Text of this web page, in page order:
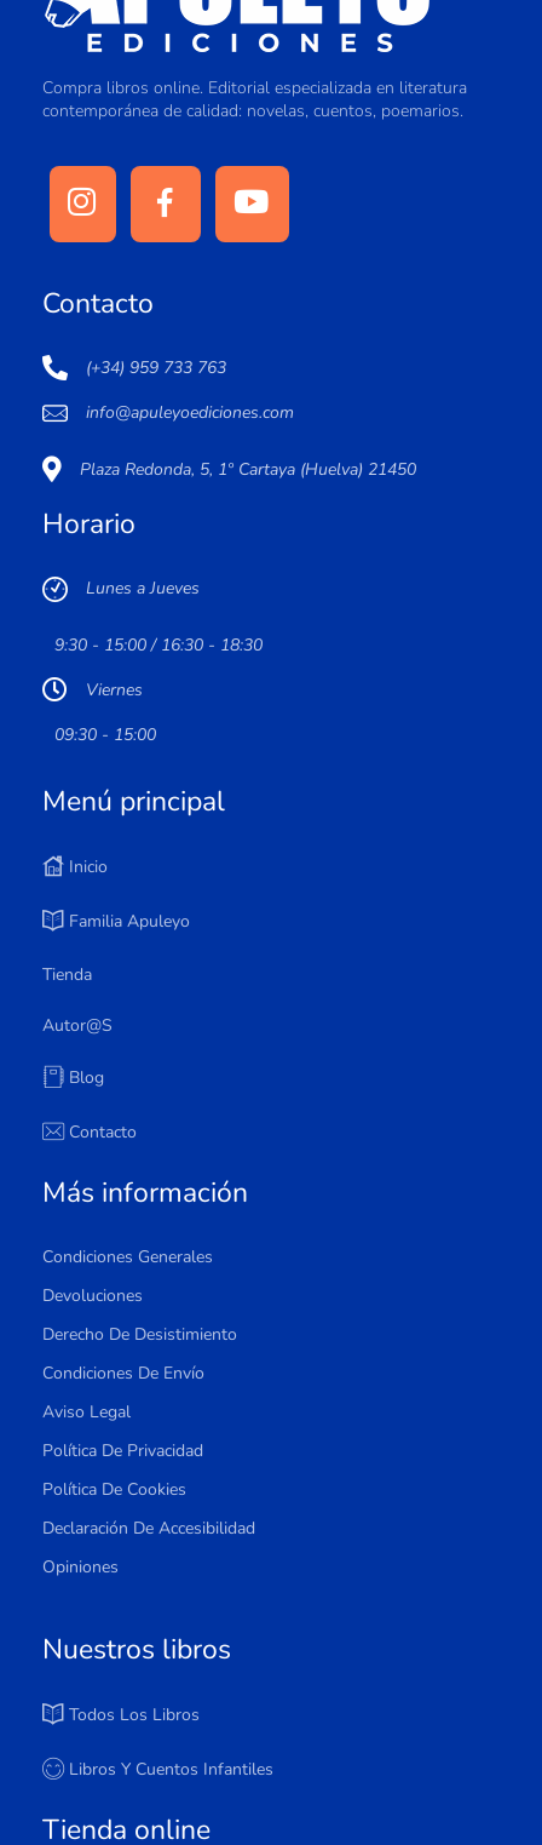
Compra libros online. Editorial especializada en literatura
contemporánea de calidad: novelas, cuentos, poemarios.
Contacto
(+34) 959 733 763
info@apuleyoediciones.com
Plaza Redonda, 5, 1º Cartaya (Huelva) 21450
Horario
Lunes a Jueves
9:30 - 15:00 / 16:30 - 18:30
Viernes
09:30 - 15:00
Menú principal
Inicio
Familia Apuleyo
Tienda
Autor@s
Blog
Contacto
Más información
Condiciones Generales
Devoluciones
Derecho De Desistimiento
Condiciones De Envío
Aviso Legal
Política De Privacidad
Política De Cookies
Declaración De Accesibilidad
Opiniones
Nuestros libros
Todos Los Libros
Libros Y Cuentos Infantiles
Tienda online